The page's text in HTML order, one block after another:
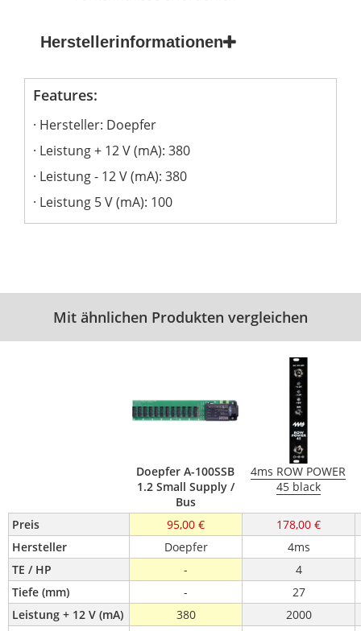
Herstellerinformationen
Features:
Hersteller: Doepfer
Leistung + 12 V (mA): 380
Leistung - 12 V (mA): 380
Leistung 5 V (mA): 100
Mit ähnlichen Produkten vergleichen
Doepfer A-100SSB
1.2 Small Supply /
Bus
4ms ROW POWER
45 black
Preis 95,00 €
178,00 €
Hersteller
Doepfer
4ms
TE / HP
-
4
Tiefe (mm)
-
27
Leistung + 12 V (mA)
380
2000